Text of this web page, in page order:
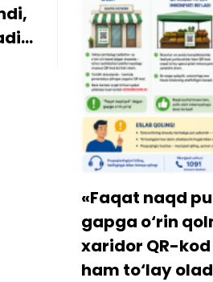
«Faqat naqd pul»
gapga o‘rin
xaridor QR-kod
ham to‘lay oladi